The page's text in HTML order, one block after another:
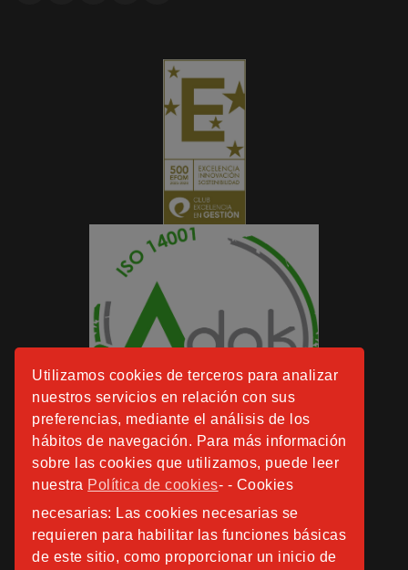
Utilizamos cookies de terceros para analizar
nuestros servicios en relación con sus
preferencias, mediante el análisis de los
hábitos de navegación. Para más información
sobre las cookies que utilizamos, puede leer
nuestra Política de cookies- - Cookies
necesarias: Las cookies necesarias se
requieren para habilitar las funciones básicas
de este sitio, como proporcionar un inicio de